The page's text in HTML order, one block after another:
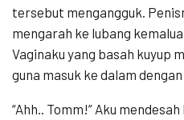
tersebut mengangguk.
mengarah ke lubang
Vaginaku yang basah kuyup
guna masuk ke dalam dengan
“Ahh.. Tomm!” Aku